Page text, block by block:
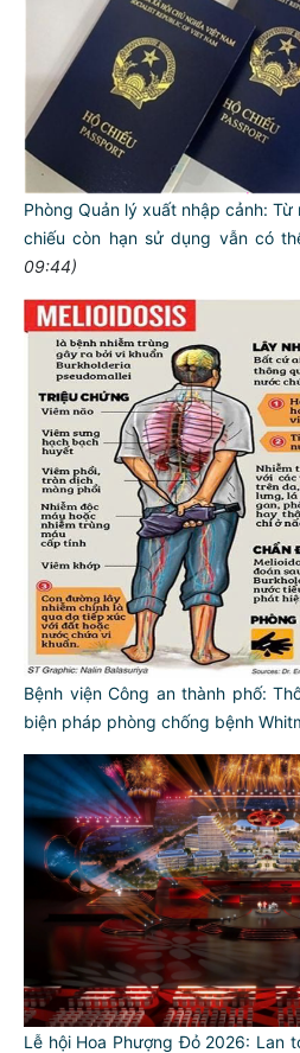
Phòng Quản lý xuất nhập cảnh:
chiếu còn hạn sử dụng vẫn có
09:44)
Bệnh viện Công an thành phố:
biện pháp phòng chống bệnh
Lễ hội Hoa Phượng Đỏ 2026: Lan